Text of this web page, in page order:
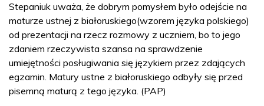
Stepaniuk uważa, że dobrym pomysłem było odejście na
maturze ustnej z białoruskiego(wzorem języka polskiego)
od prezentacji na rzecz rozmowy z uczniem, bo to jego
zdaniem rzeczywista szansa na sprawdzenie
umiejętności posługiwania się językiem przez zdających
egzamin. Matury ustne z białoruskiego odbyły się przed
pisemną maturą z tego języka. (PAP)